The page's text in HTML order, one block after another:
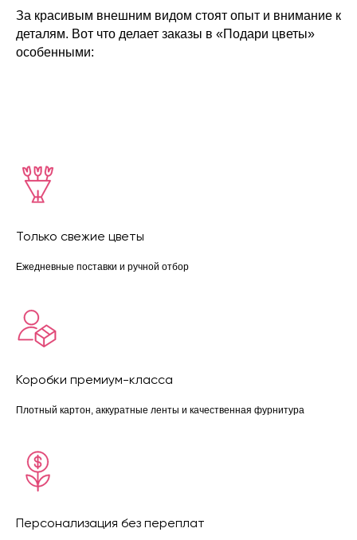
За красивым внешним видом стоят опыт и внимание к
деталям. Вот что делает заказы в «Подари цветы»
особенными:
Только свежие цветы
Ежедневные поставки и ручной отбор
Коробки премиум-класса
Плотный картон, аккуратные ленты и качественная фурнитура
Персонализация без переплат
ЖДЁМ ВАС ПО АДРЕСУ
ВО ВЛАДИВОСТОКЕ:
+7 (996) 424-32-52
ул. Некрасовская, 76
Проспект Красного Знамени,
110 ТЦ MIRA 1 этаж справа
от входа.